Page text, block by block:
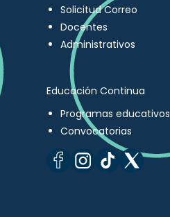
Solicitud Correo
Docentes
Administrativos
Educación Continua
Programas educativos
Convocatorias